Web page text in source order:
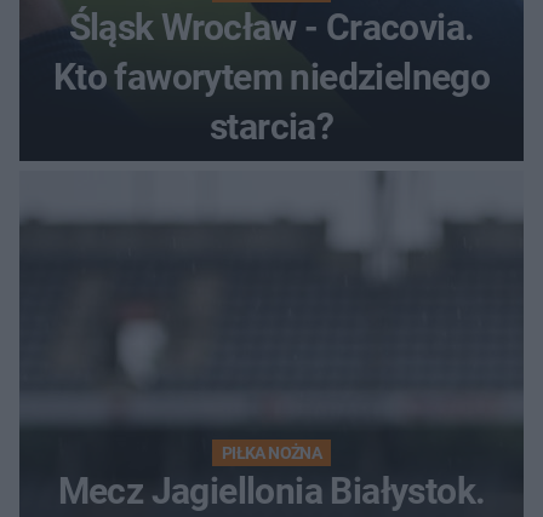
Śląsk Wrocław - Cracovia.
Kto faworytem niedzielnego
starcia?
PIŁKA NOŻNA
Mecz Jagiellonia Białystok.